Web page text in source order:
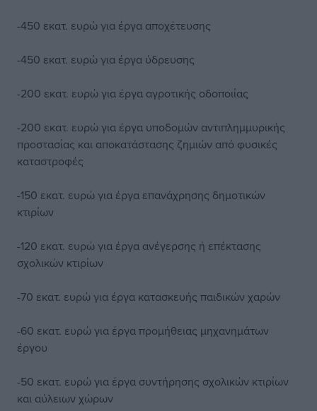
-450 εκατ. ευρώ για έργα αποχέτευσης
-450 εκατ. ευρώ για έργα ύδρευσης
-200 εκατ. ευρώ για έργα αγροτικής οδοποιίας
-200 εκατ. ευρώ για έργα υποδομών αντιπλημμυρικής
προστασίας και αποκατάστασης ζημιών από φυσικές
καταστροφές
-150 εκατ. ευρώ για έργα επανάχρησης δημοτικών
κτιρίων
-120 εκατ. ευρώ για έργα ανέγερσης ή επέκτασης
σχολικών κτιρίων
-70 εκατ. ευρώ για έργα κατασκευής παιδικών χαρών
-60 εκατ. ευρώ για έργα προμήθειας μηχανημάτων
έργου
-50 εκατ. ευρώ για έργα συντήρησης σχολικών κτιρίων
και αύλειων χώρων